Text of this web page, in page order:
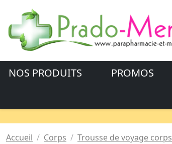
NOS PRODUITS PROMOS
Accueil Corps Trousse de voyage corps